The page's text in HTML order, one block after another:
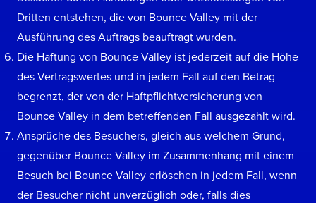
Dritten entstehen, die von Bounce Valley mit der
Ausführung des Auftrags beauftragt wurden.
Die Haftung von Bounce Valley ist jederzeit auf die Höhe
des Vertragswertes und in jedem Fall auf den Betrag
begrenzt, der von der Haftpflichtversicherung von
Bounce Valley in dem betreffenden Fall ausgezahlt wird.
Ansprüche des Besuchers, gleich aus welchem Grund,
gegenüber Bounce Valley im Zusammenhang mit einem
Besuch bei Bounce Valley erlöschen in jedem Fall, wenn
der Besucher nicht unverzüglich oder, falls dies